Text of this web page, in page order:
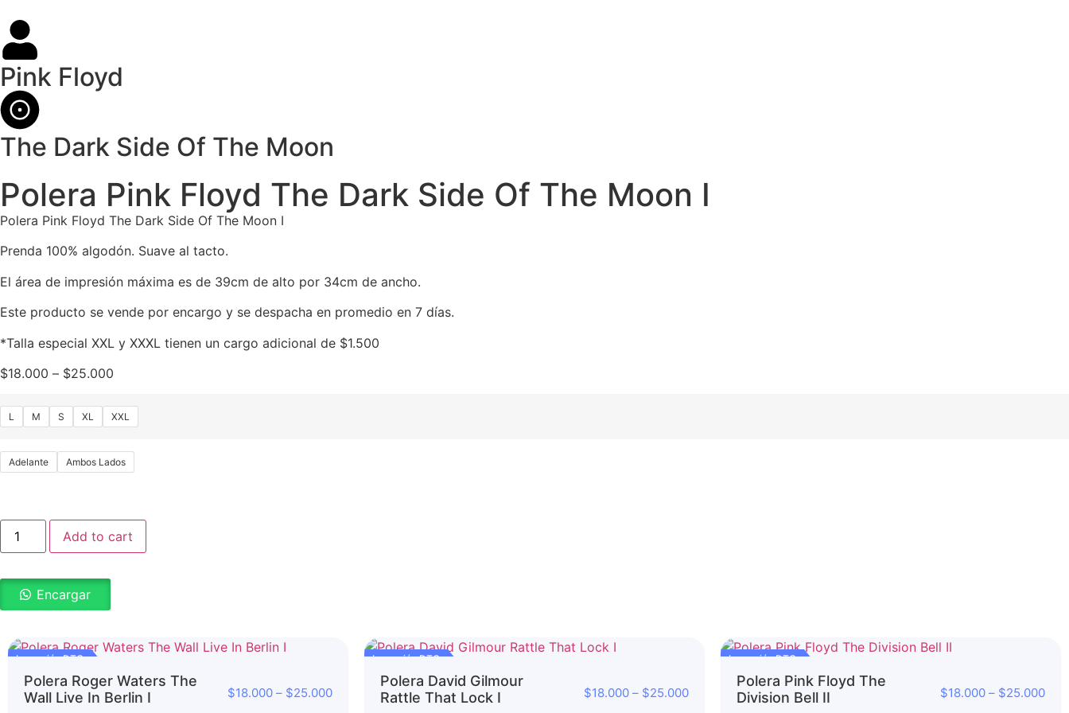
Pink Floyd
The Dark Side Of The Moon
Polera Pink Floyd The Dark Side Of The Moon I
Polera Pink Floyd The Dark Side Of The Moon I
Prenda 100% algodón. Suave al tacto.
El área de impresión máxima es de 39cm de alto por 34cm de ancho.
Este producto se vende por encargo y se despacha en promedio en 7 días.
*Talla especial XXL y XXXL tienen un cargo adicional de $1.500
$18.000 – $25.000
L M S XL XXL
Adelante Ambos Lados
Add to cart
Encargar
Impresión DTG
Polera Roger Waters The
Wall Live In Berlin I
$18.000 – $25.000
Impresión DTG
Polera David Gilmour
Rattle That Lock I
$18.000 – $25.000
Impresión DTG
Polera Pink Floyd The
Division Bell II
$18.000 – $25.000